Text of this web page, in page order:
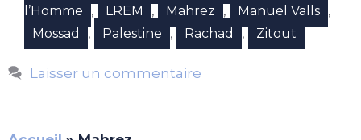
l’Homme
, LREM , Mahrez , Manuel Valls ,
Mossad , Palestine , Rachad , Zitout
Laisser un commentaire